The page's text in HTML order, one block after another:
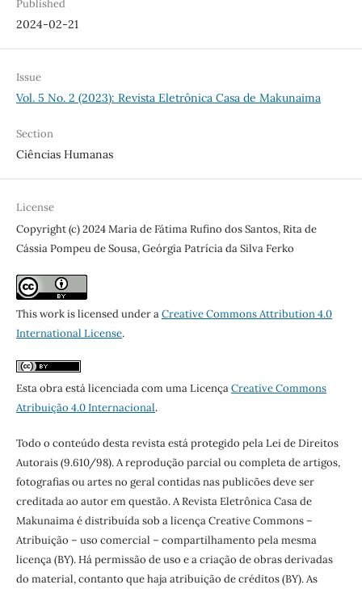
Published
2024-02-21
Issue
Vol. 5 No. 2 (2023): Revista Eletrônica Casa de Makunaima
Section
Ciências Humanas
License
Copyright (c) 2024 Maria de Fátima Rufino dos Santos, Rita de
Cássia Pompeu de Sousa, Geórgia Patrícia da Silva Ferko
This work is licensed under aCreative Commons Attribution 4.0
International License.
Esta obra está licenciada com uma LicençaCreative Commons
Atribuição 4.0 Internacional.
Todo o conteúdo desta revista está protegido pela Lei de Direitos
Autorais (9.610/98). A reprodução parcial ou completa de artigos,
fotografias ou artes no geral contidas nas publicões deve ser
creditada ao autor em questão. A Revista Eletrônica Casa de
Makunaima é distribuída sob a licença Creative Commons –
Atribuição – uso comercial – compartilhamento pela mesma
licença (BY). Há permissão de uso e a criação de obras derivadas
do material, contanto que haja atribuição de créditos (BY). As